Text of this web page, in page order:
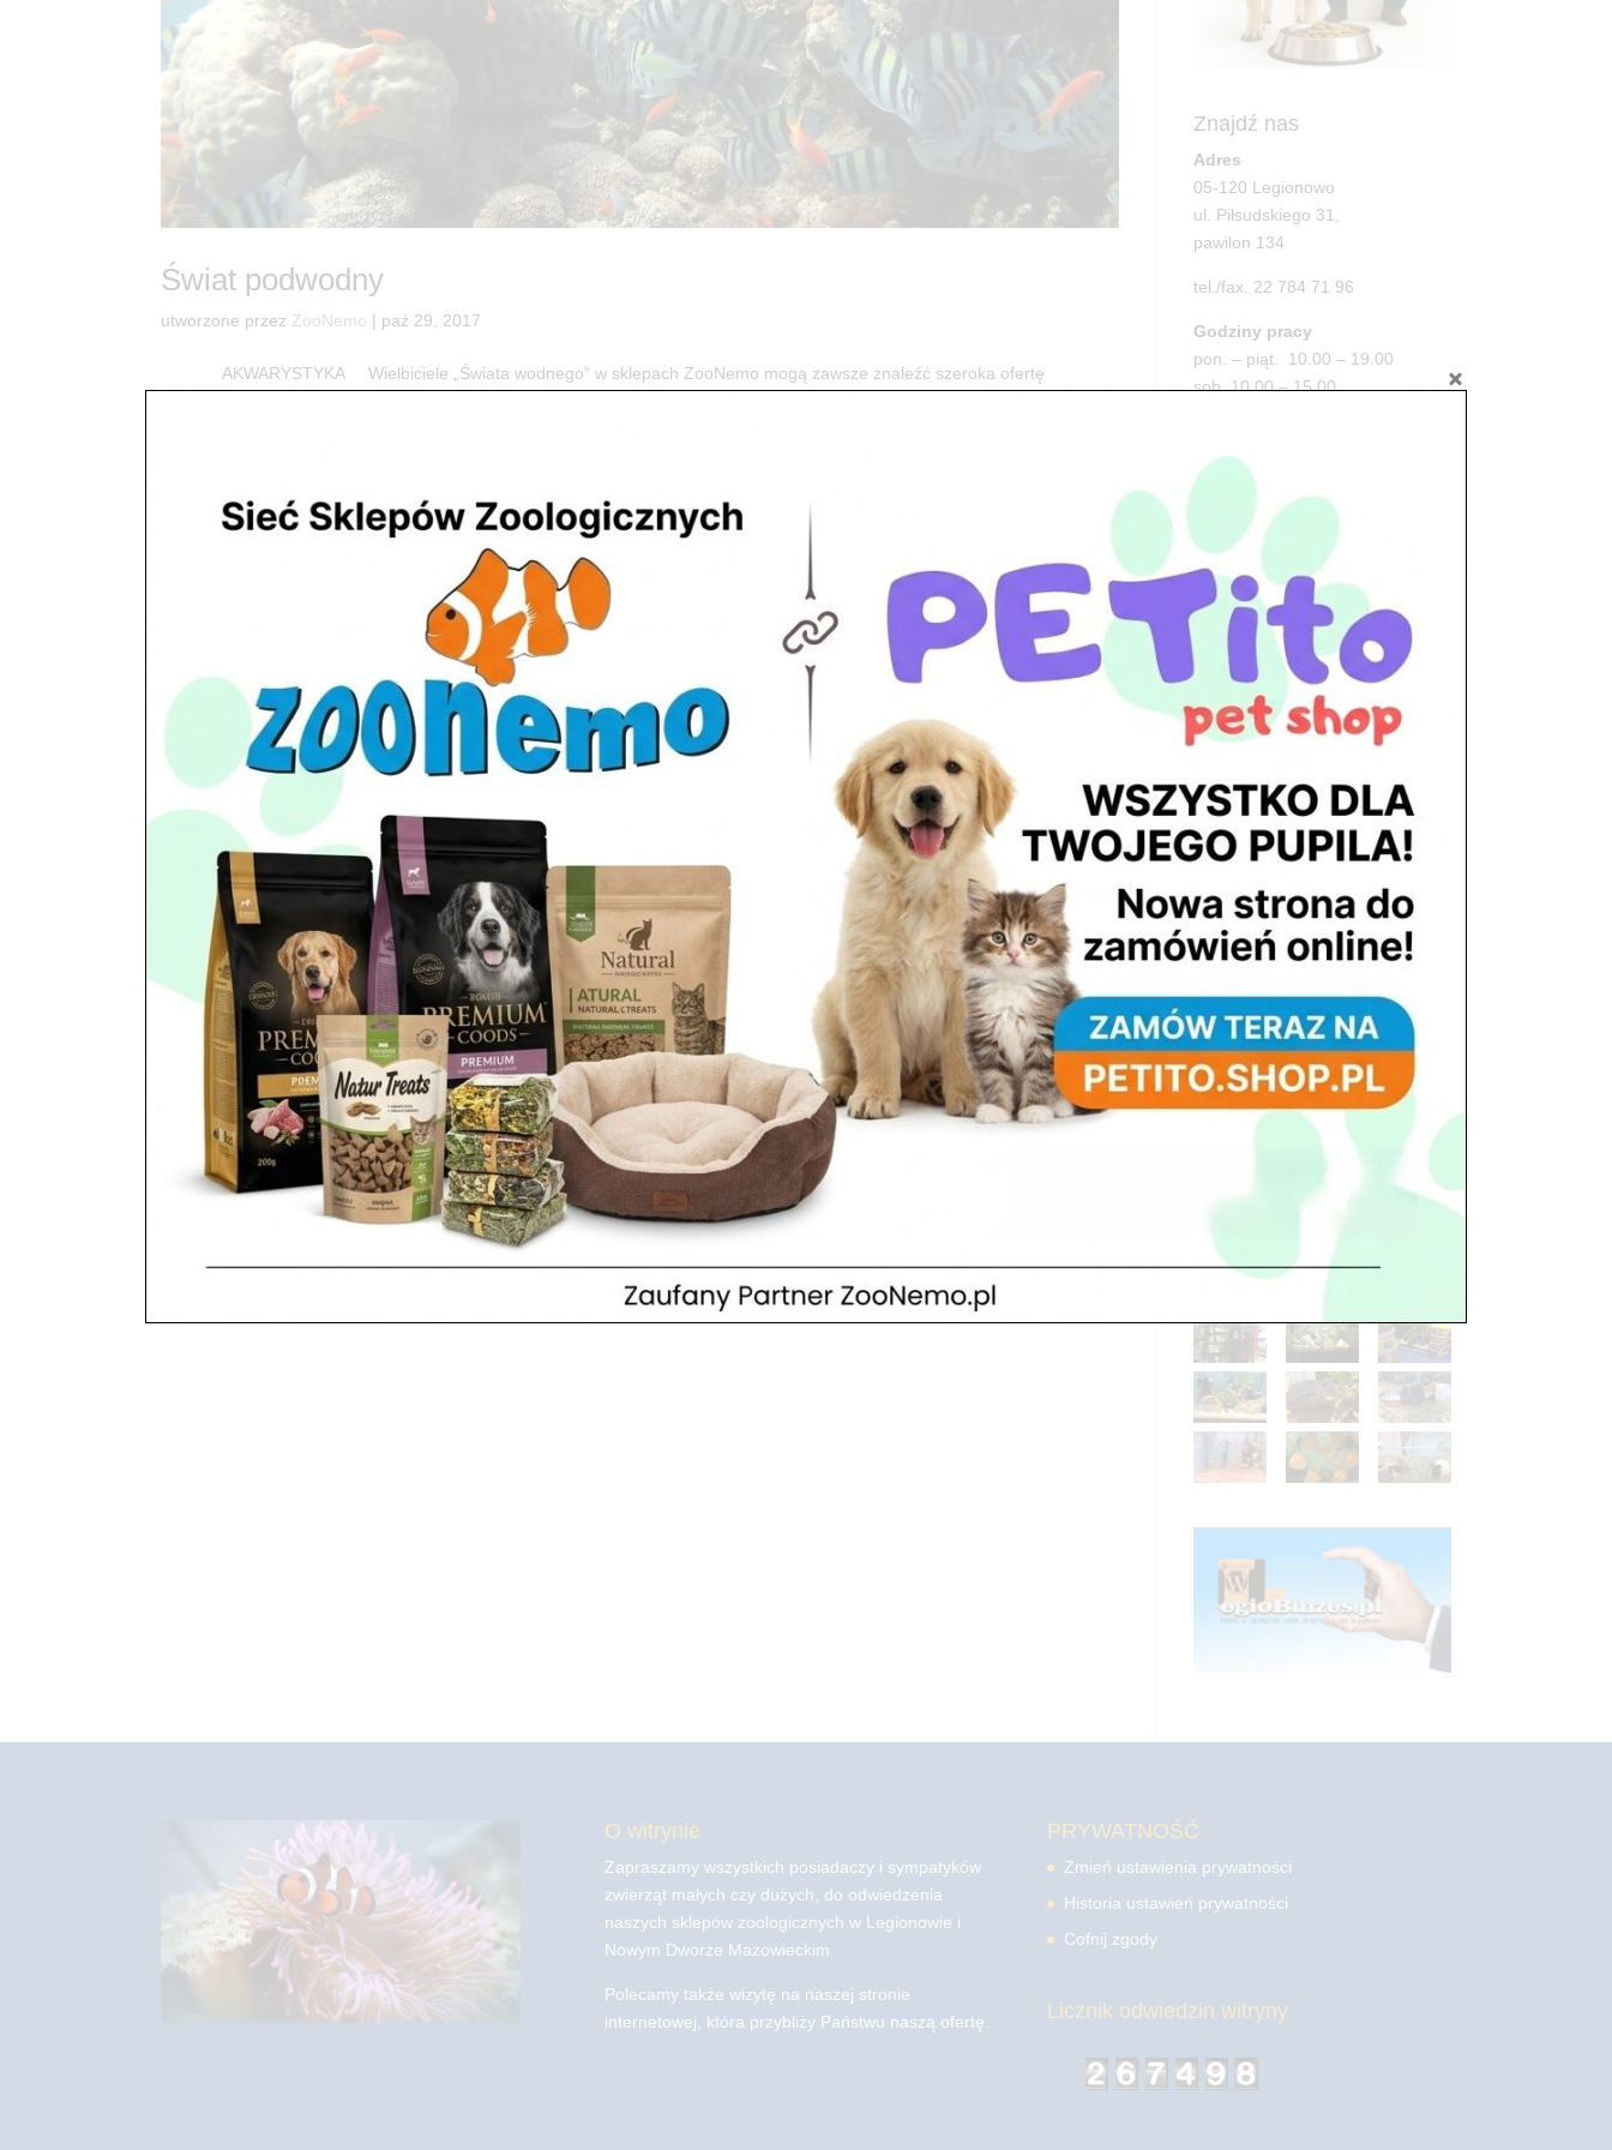
Świat podwodny
utworzone przez ZooNemo | paź 29, 2017
AKWARYSTYKA Wielbiciele „Świata wodnego” w sklepach ZooNemo mogą zawsze znaleźć szeroka ofertę
Znajdź nas
Adres
05-120 Legionowo
ul. Piłsudskiego 31,
pawilon 134
tel./fax. 22 784 71 96
Godziny pracy
pon. – piąt. 10.00 – 19.00
sob. 10.00 – 15.00
Adres
05-100 Nowy Dwór Mazowiecki
ul. Leśna 2
tel. 503 900 215
Godziny pracy
pon. – piąt. 10.00 – 19.00
sob. 8.00 – 15.00
niedz. zamknięte
O witrynie
Zapraszamy wszystkich posiadaczy i sympatyków
zwierząt małych czy dużych, do odwiedzenia
naszych sklepów zoologicznych w Legionowie i
Nowym Dworze Mazowieckim
Polecamy także wizytę na naszej stronie
internetowej, która przybliży Państwu naszą ofertę.
PRYWATNOŚĆ
Zmień ustawienia prywatności
Historia ustawień prywatności
Cofnij zgody
Licznik odwiedzin witryny